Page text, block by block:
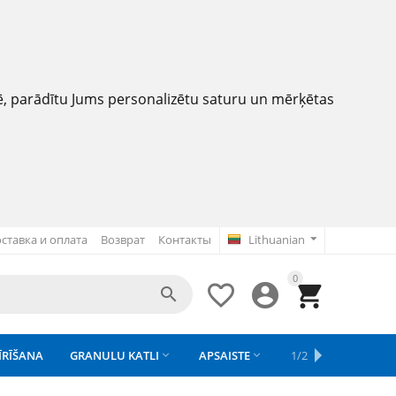
parādītu Jums personalizētu saturu un mērķētas
Lithuanian
и оплата Возврат Контакты
0




GRANULU KATLI  APSAISTE  REZERVES DAĻAS
1/2